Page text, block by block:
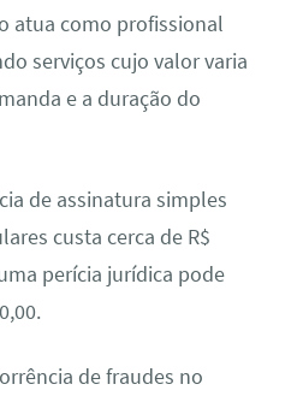
atua como profissional
serviços cujo valor varia
e a duração do
de assinatura simples
custa cerca de R$
perícia jurídica pode
de fraudes no